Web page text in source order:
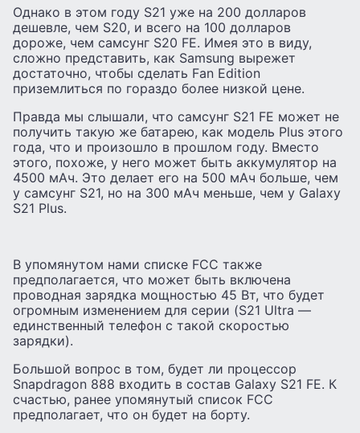
Однако в этом году S21 уже на 200 долларов
дешевле, чем S20, и всего на 100 долларов
дороже, чем самсунг S20 FE. Имея это в виду,
сложно представить, как Samsung вырежет
достаточно, чтобы сделать Fan Edition
приземлиться по гораздо более низкой цене.
Правда мы слышали, что самсунг S21 FE может не
получить такую ​​же батарею, как модель Plus этого
года, что и произошло в прошлом году. Вместо
этого, похоже, у него может быть аккумулятор на
4500 мАч. Это делает его на 500 мАч больше, чем
у самсунг S21, но на 300 мАч меньше, чем у Galaxy
S21 Plus.
В упомянутом нами списке FCC также
предполагается, что может быть включена
проводная зарядка мощностью 45 Вт, что будет
огромным изменением для серии (S21 Ultra —
единственный телефон с такой скоростью
зарядки).
Большой вопрос в том, будет ли процессор
Snapdragon 888 входить в состав Galaxy S21 FE. К
счастью, ранее упомянутый список FCC
предполагает, что он будет на борту.